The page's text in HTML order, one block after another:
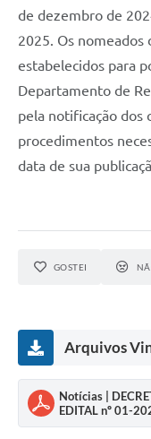
de dezembro de
2025. Os nomeados
estabelecidos para
Departamento de
pela notificação dos
procedimentos
data de sua
GOSTEI
Arquivos
Notícias |
EDITAL nº 01-